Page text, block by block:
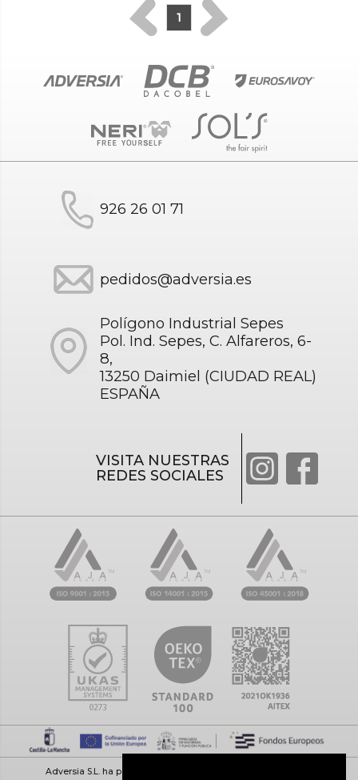
1
926 26 01 71
pedidos@adversia.es
Polígono Industrial Sepes
Pol. Ind. Sepes, C. Alfareros, 6-
8,
13250 Daimiel (CIUDAD REAL)
ESPAÑA
VISITA NUESTRAS
REDES SOCIALES
Adversia S.L. ha participado en el Programa de Iniciación a la